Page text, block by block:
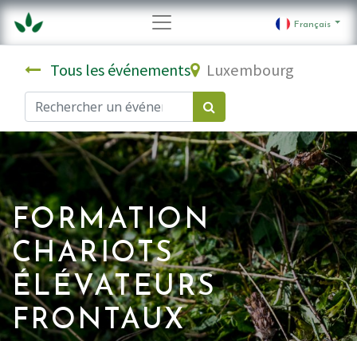
Français
Tous les événements Luxembourg
FORMATION
CHARIOTS
ÉLÉVATEURS
FRONTAUX